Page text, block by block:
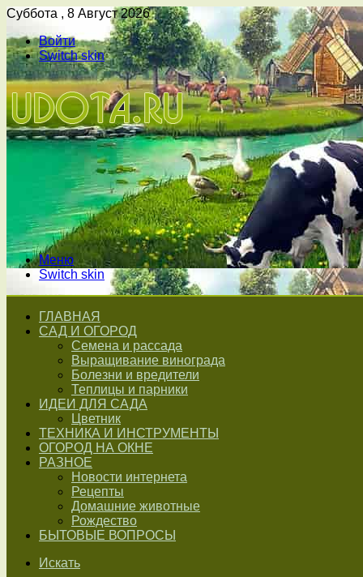
Суббота , 8 Август 2026
Войти
Switch skin
Меню
Switch skin
ГЛАВНАЯ
САД И ОГОРОД
Семена и рассада
Выращивание винограда
Болезни и вредители
Теплицы и парники
ИДЕИ ДЛЯ САДА
Цветник
ТЕХНИКА И ИНСТРУМЕНТЫ
ОГОРОД НА ОКНЕ
РАЗНОЕ
Новости интернета
Рецепты
Домашние животные
Рождество
БЫТОВЫЕ ВОПРОСЫ
Искать